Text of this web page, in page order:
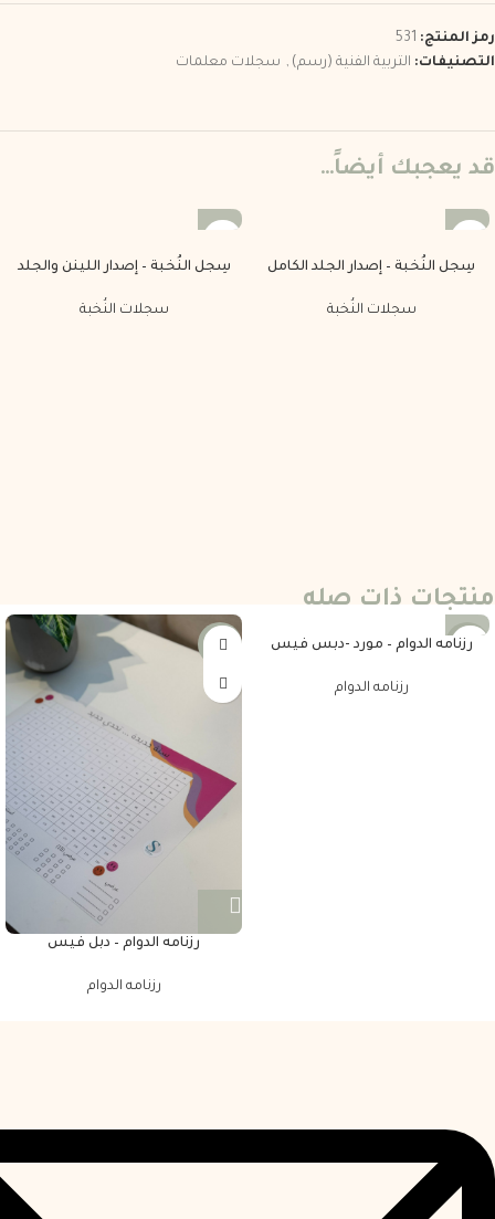
رمز المنتج: 531
التصنيفات: التربية الفنية (رسم) , سجلات معلمات
قد يعجبك أيضاً…
سِجل النُخبة – إصدار الجلد الكامل
سجلات النُخبة
سِجل النُخبة – إصدار اللينن والجلد
سجلات النُخبة
منتجات ذات صله
-25%
رزنامه الدوام – مورد -دبس فيس
رزنامه الدوام
رزنامه الدوام – دبل فيس
رزنامه الدوام